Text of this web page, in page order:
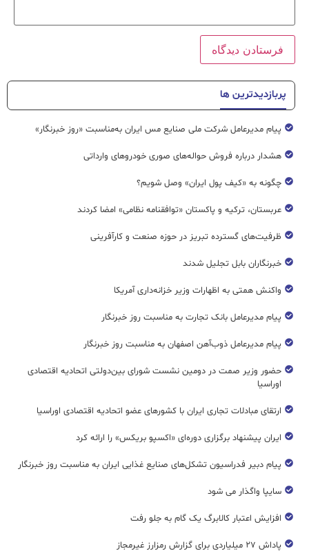
پربازدیدترین ها
پیام مدیرعامل شرکت ملی صنایع مس ایران به‌مناسبت «روز خبرنگار»
هشدار درباره فروش حواله‌های صوری خودروهای وارداتی
چگونه به «کیف پول ایران» وصل شویم؟
عربستان، ترکیه و پاکستان «توافقنامه نظامی» امضا کردند
ظرفیت‌های گسترده‌ تبریز در حوزه صنعت و کارآفرینی
خبرنگاران بابل تجلیل شدند
واکنش همتی به اظهارات وزیر خزانه‌داری آمریکا
پیام مدیرعامل بانک تجارت به مناسبت روز خبرنگار
پیام مدیرعامل ذوب‌آهن اصفهان به مناسبت روز خبرنگار
حضور وزیر صمت در دومین نشست شورای بین‌دولتی اتحادیه اقتصادی
اوراسیا
ارتقای مبادلات تجاری ایران با کشورهای عضو اتحادیه اقتصادی اوراسیا
ایران پیشنهاد برگزاری دوره‌ای «اکسپو بریکس» را ارائه کرد
پیام دبیر فدراسیون تشکل‌های صنایع غذایی ایران به مناسبت روز خبرنگار
سایپا واگذار می شود
افزایش اعتبار کالابرگ یک گام به جلو رفت
پاداش ۲۷ میلیاردی برای گزارش رمزارز غیرمجاز